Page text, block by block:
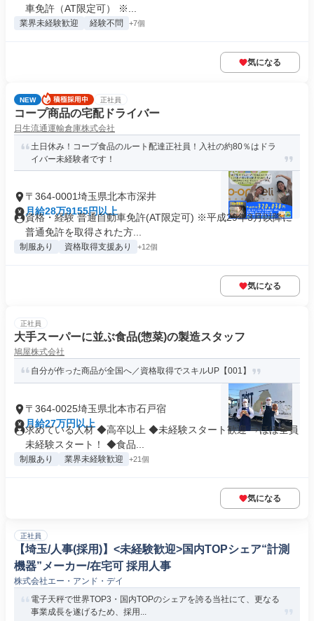
車免許（AT限定可） ※...
業界未経験歓迎 経験不問 +7個
気になる
NEW 正社員
コープ商品の宅配ドライバー
日生流通運輸倉庫株式会社
土日休み！コープ食品のルート配達正社員！入社の約80％はドラ
イバー未経験者です！
〒364-0001埼玉県北本市深井
月給28万9155円以上
資格・経験 普通自動車免許(AT限定可) ※平成29年3月以降に
普通免許を取得された方...
制服あり 資格取得支援あり +12個
気になる
正社員
大手スーパーに並ぶ食品(惣菜)の製造スタッフ
鳩屋株式会社
自分が作った商品が全国へ／資格取得でスキルUP【001】
〒364-0025埼玉県北本市石戸宿
月給27万円以上
求めている人材 ◆高卒以上 ◆未経験スタート歓迎 ⇒ほぼ全員
未経験スタート！ ◆食品...
制服あり 業界未経験歓迎 +21個
気になる
正社員
【埼玉/人事(採用)】<未経験歓迎>国内TOPシェア“計測
機器”メーカー/在宅可 採用人事
株式会社エー・アンド・デイ
電子天秤で世界TOP3・国内TOPのシェアを誇る当社にて、更なる
事業成長を遂げるため、採用...